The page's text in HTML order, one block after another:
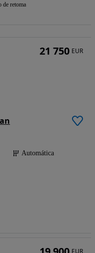
de retoma
Automática
21 750 EUR
EUR